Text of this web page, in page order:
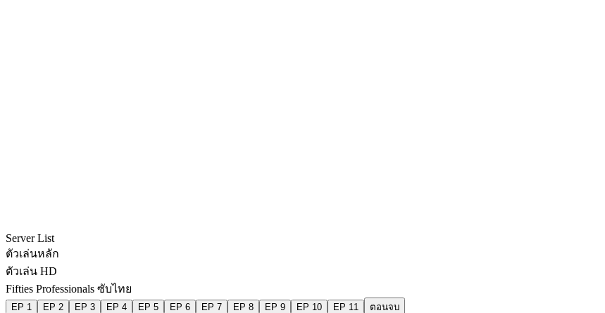
Server List
ตัวเล่นหลัก
ตัวเล่น HD
Fifties Professionals ซับไทย
EP 1 EP 2 EP 3 EP 4 EP 5 EP 6 EP 7 EP 8 EP 9 EP 10 EP 11 ตอนจบ